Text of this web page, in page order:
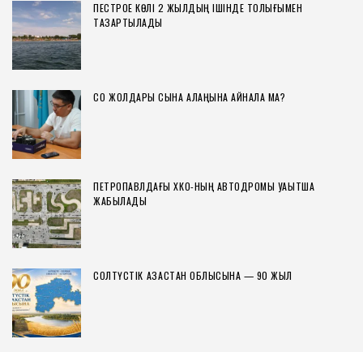
ПЕСТРОЕ КӨЛІ 2 ЖЫЛДЫҢ ІШІНДЕ ТОЛЫҒЫМЕН
ТАЗАРТЫЛАДЫ
СҚО ЖОЛДАРЫ СЫНАҚ АЛАҢЫНА АЙНАЛА МА?
ПЕТРОПАВЛДАҒЫ ХҚКО-НЫҢ АВТОДРОМЫ УАҚЫТША
ЖАБЫЛАДЫ
СОЛТҮСТІК ҚАЗАҚСТАН ОБЛЫСЫНА — 90 ЖЫЛ